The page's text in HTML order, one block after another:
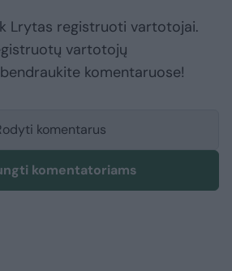
Lrytas registruoti vartotojai.
vartotojų
komentaruose!
komentarus
komentatoriams